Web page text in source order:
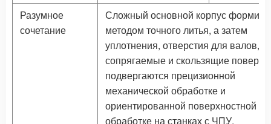
Разумное
сочетание
Сложный основной корпус
методом точного литья, а затем
уплотнения, отверстия для валов,
сопрягаемые и скользящие
подвергаются прецизионной
механической обработке и
ориентированной поверхностной
обработке на станках с ЧПУ.